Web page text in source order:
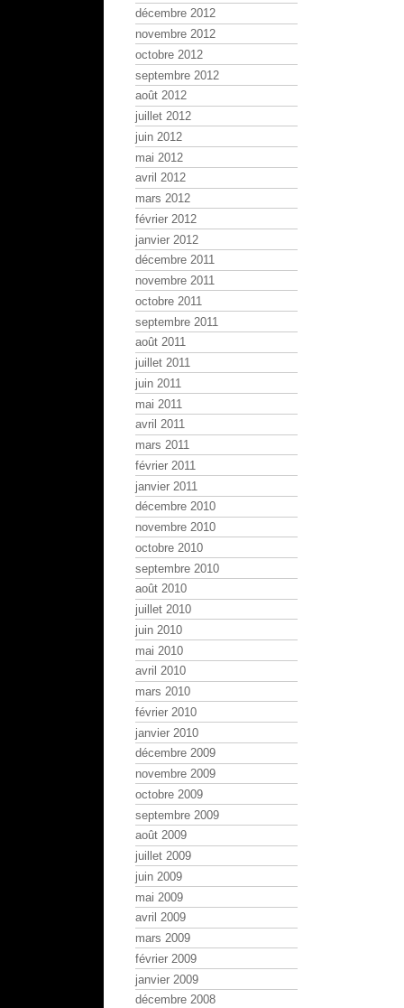
décembre 2012
novembre 2012
octobre 2012
septembre 2012
août 2012
juillet 2012
juin 2012
mai 2012
avril 2012
mars 2012
février 2012
janvier 2012
décembre 2011
novembre 2011
octobre 2011
septembre 2011
août 2011
juillet 2011
juin 2011
mai 2011
avril 2011
mars 2011
février 2011
janvier 2011
décembre 2010
novembre 2010
octobre 2010
septembre 2010
août 2010
juillet 2010
juin 2010
mai 2010
avril 2010
mars 2010
février 2010
janvier 2010
décembre 2009
novembre 2009
octobre 2009
septembre 2009
août 2009
juillet 2009
juin 2009
mai 2009
avril 2009
mars 2009
février 2009
janvier 2009
décembre 2008